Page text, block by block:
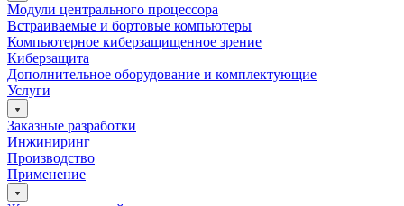
Модули центрального процессора
Встраиваемые и бортовые компьютеры
Компьютерное киберзащищенное зрение
Киберзащита
Дополнительное оборудование и комплектующие
Услуги
Заказные разработки
Инжиниринг
Производство
Применение